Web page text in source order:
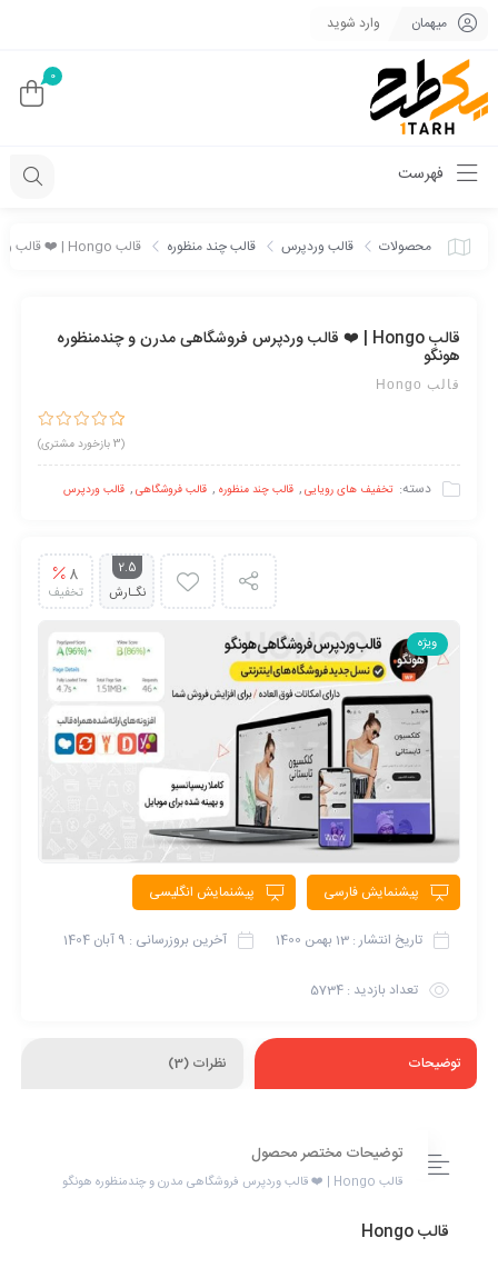
میهمان وارد شوید
0
فهرست
محصولات قالب وردپرس قالب چند منظوره قالب Hongo | ❤️ قالب وردپرس فروشگاهی مدرن و چندمنظوره هونگو
قالب Hongo | ❤️ قالب وردپرس فروشگاهی مدرن و چندمنظوره
هونگو
قالب Hongo
امتیازدهی
5.00
از 5 در
4
امتیازدهی
مشتری
(
3بازخورد مشتری)
دسته: تخفیف های رویایی, قالب چند منظوره , قالب فروشگاهی, قالب وردپرس
8
تخفیف
2.5
نگـارش
ویژه
پیشنمایش فارسی پیشنمایش انگلیسی
تاریخ انتشار : 13 بهمن 1400 آخرین بروزرسانی : 9 آبان 1404
تعداد بازدید : 5734
توضیحات نظرات (3)
توضیحات مختصر محصول
قالب Hongo | ❤️ قالب وردپرس فروشگاهی مدرن و چندمنظوره هونگو
قالب Hongo